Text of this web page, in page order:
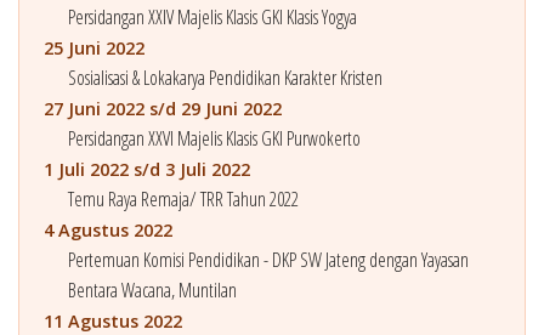
Persidangan XXIV Majelis Klasis GKI Klasis Yogya
25 Juni 2022
Sosialisasi & Lokakarya Pendidikan Karakter Kristen
27 Juni 2022 s/d 29 Juni 2022
Persidangan XXVI Majelis Klasis GKI Purwokerto
1 Juli 2022 s/d 3 Juli 2022
Temu Raya Remaja/ TRR Tahun 2022
4 Agustus 2022
Pertemuan Komisi Pendidikan - DKP SW Jateng dengan Yayasan
Bentara Wacana, Muntilan
11 Agustus 2022